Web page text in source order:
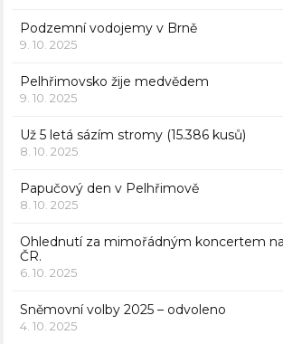
Podzemní vodojemy v Brně
9. 10. 2025
Pelhřimovsko žije medvědem
9. 10. 2025
Už 5 letá sázím stromy (15.386 kusů)
8. 10. 2025
Papučový den v Pelhřimově
8. 10. 2025
Ohlednutí za mimořádným koncertem
ČR.
6. 10. 2025
Sněmovní volby 2025 – odvoleno
4. 10. 2025